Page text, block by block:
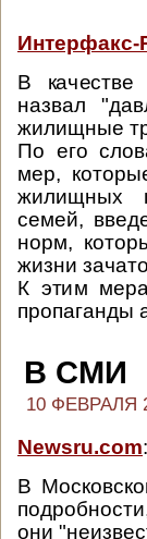
Интерфакс-
В качестве
назвал
жилищные
По его
мер,
жилищных
семей,
норм,
жизни
К этим
пропаганды
В СМИ
10 ФЕВРАЛЯ
Newsru.com:
В
они